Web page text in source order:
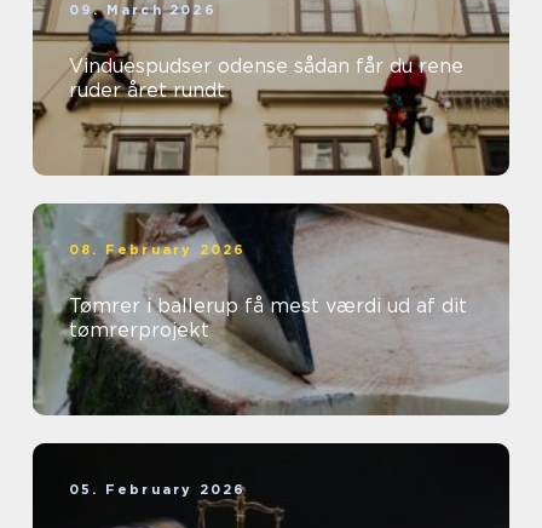
09. March 2026
Vinduespudser odense sådan får du rene
ruder året rundt
08. February 2026
Tømrer i ballerup få mest værdi ud af dit
tømrerprojekt
05. February 2026